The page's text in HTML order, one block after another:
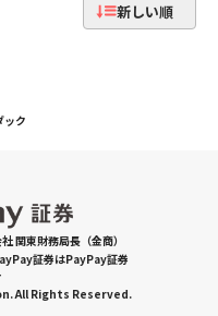
新しい順
ック
関東財務局長（金商）
証券はPayPay証券
All Rights Reserved.